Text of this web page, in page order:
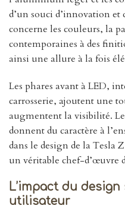
d’un souci d’innovation et
concerne les couleurs, la
contemporaines à des
ainsi une allure à la fois
Les phares avant à LED,
carrosserie, ajoutent une
augmentent la visibilité.
donnent du caractère à
dans le design de la Tesla
un véritable chef-d’œuvre
L’impact du design
utilisateur